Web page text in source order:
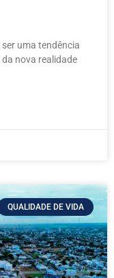
uma tendência
nova realidade
QUALIDADE DE VIDA